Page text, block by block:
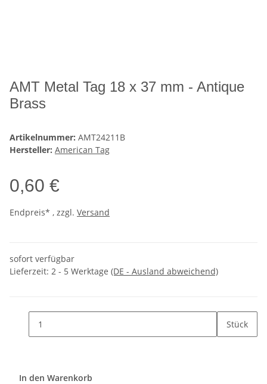
AMT Metal Tag 18 x 37 mm - Antique
Brass
Artikelnummer: AMT24211B
Hersteller: American Tag
0,60 €
Endpreis* , zzgl. Versand
sofort verfügbar
Lieferzeit: 2 - 5 Werktage (DE - Ausland abweichend)
Stück
In den Warenkorb